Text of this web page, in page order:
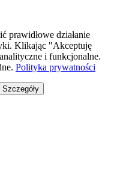
prawidłowe działanie
Klikając "Akceptuję
i funkcjonalne.
Polityka prywatności
Szczegóły